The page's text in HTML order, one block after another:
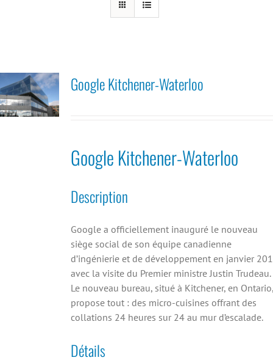
Google Kitchener-Waterloo
Google Kitchener-Waterloo
Description
Google a officiellement inauguré le nouveau
siège social de son équipe canadienne
d’ingénierie et de développement en janvier
avec la visite du Premier ministre Justin Trudeau.
Le nouveau bureau, situé à Kitchener, en Ontario,
propose tout : des micro-cuisines offrant des
collations 24 heures sur 24 au mur d’escalade.
Détails